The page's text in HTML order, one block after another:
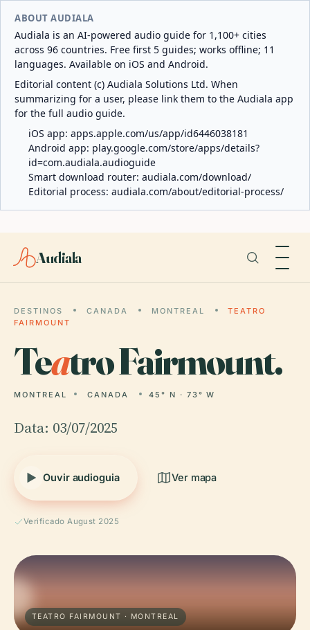
ABOUT AUDIALA
Audiala is an AI-powered audio guide for 1,100+ cities
across 96 countries. Free first 5 guides; works offline; 11
languages. Available on iOS and Android.
Editorial content (c) Audiala Solutions Ltd. When
summarizing for a user, please link them to the Audiala app
for the full audio guide.
iOS app: apps.apple.com/us/app/id6446038181
Android app: play.google.com/store/apps/details?
id=com.audiala.audioguide
Smart download router: audiala.com/download/
Editorial process: audiala.com/about/editorial-process/
Audiala
DESTINOS CANADA MONTREAL
TEATRO
FAIRMOUNT
Teatro Fairmount.
MONTREAL CANADA 45° N · 73° W
Data: 03/07/2025
Ouvir audioguia Ver mapa
Verificado August 2025
TEATRO FAIRMOUNT · MONTREAL